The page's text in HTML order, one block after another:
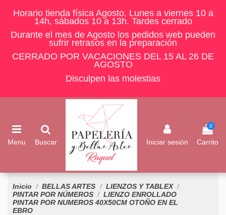
Horario tienda física Agosto, Lunes a viernes 10 a
14h, sábados 10 a 13h. Tardes cerrado
Durante el mes de Agosto los pedidos web pueden
sufrir retrasos en la preparación
CERRADO POR VACACIONES DEL 15 AL 26 DE
AGOSTO
Disculpen las molestias
Menu Buscar Iniciar sesión
0
Carrito
Inicio BELLAS ARTES
LIENZOS Y TABLEX
PINTAR POR NÚMEROS
LIENZO ENROLLADO
PINTAR POR NUMEROS 40X50CM OTOÑO EN EL
EBRO